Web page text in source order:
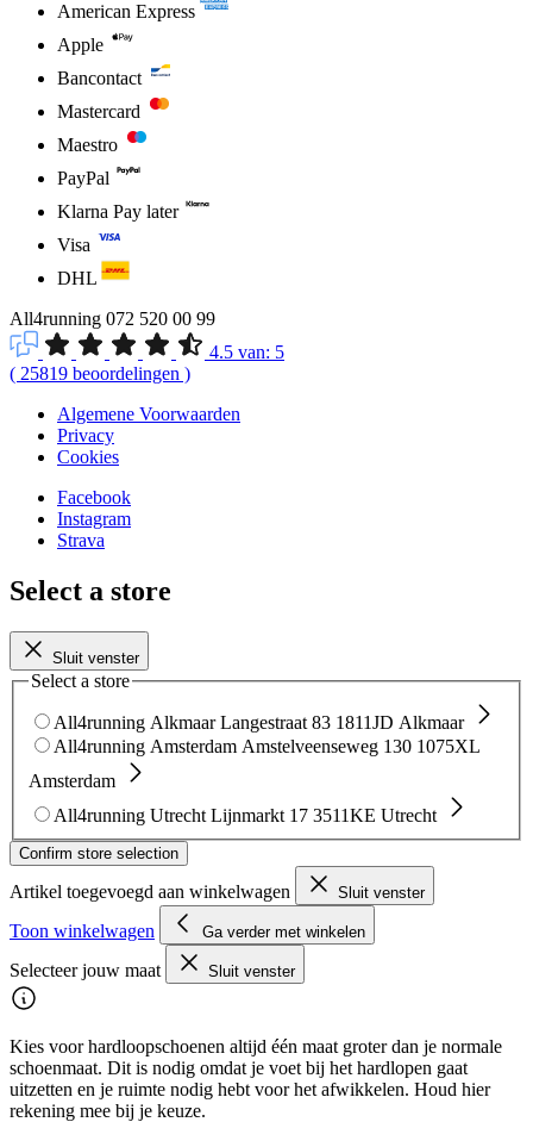
American Express
Apple
Bancontact
Mastercard
Maestro
PayPal
Klarna Pay later
Visa
DHL
All4running 072 520 00 99
4.5 van: 5
( 25819 beoordelingen )
Algemene Voorwaarden
Privacy
Cookies
Facebook
Instagram
Strava
Select a store
Sluit venster
Select a store
All4running Alkmaar Langestraat 83 1811JD Alkmaar
All4running Amsterdam Amstelveenseweg 130 1075XL
Amsterdam
All4running Utrecht Lijnmarkt 17 3511KE Utrecht
Confirm store selection
Artikel toegevoegd aan winkelwagen Sluit venster
Toon winkelwagen Ga verder met winkelen
Selecteer jouw maat Sluit venster
Kies voor hardloopschoenen altijd één maat groter dan je normale
schoenmaat. Dit is nodig omdat je voet bij het hardlopen gaat
uitzetten en je ruimte nodig hebt voor het afwikkelen. Houd hier
rekening mee bij je keuze.